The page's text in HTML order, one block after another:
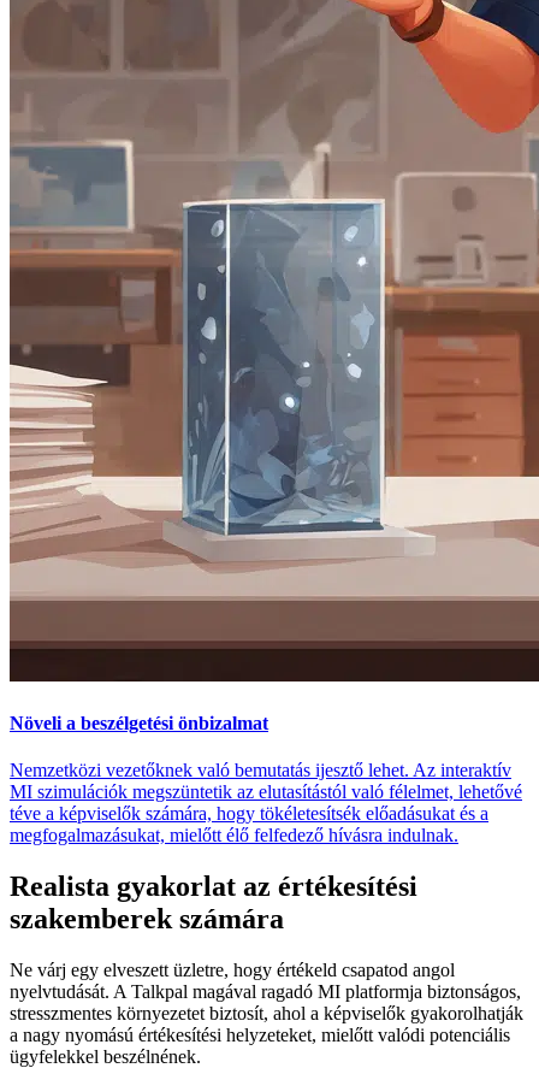
Növeli a beszélgetési önbizalmat
Nemzetközi vezetőknek való bemutatás ijesztő lehet. Az interaktív
MI szimulációk megszüntetik az elutasítástól való félelmet, lehetővé
téve a képviselők számára, hogy tökéletesítsék előadásukat és a
megfogalmazásukat, mielőtt élő felfedező hívásra indulnak.
Realista gyakorlat az értékesítési
szakemberek számára
Ne várj egy elveszett üzletre, hogy értékeld csapatod angol
nyelvtudását. A Talkpal magával ragadó MI platformja biztonságos,
stresszmentes környezetet biztosít, ahol a képviselők gyakorolhatják
a nagy nyomású értékesítési helyzeteket, mielőtt valódi potenciális
ügyfelekkel beszélnének.